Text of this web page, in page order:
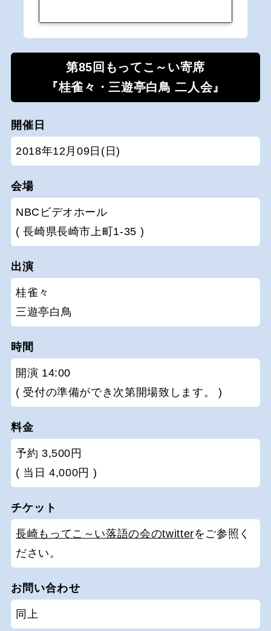
第85回もってこ～い寄席
『桂雀々・三遊亭白鳥 二人会』
開催日
2018年12月09日(日)
会場
NBCビデオホール
( 長崎県長崎市上町1-35 )
出演
桂雀々
三遊亭白鳥
時間
開演 14:00
( 受付の準備ができ次第開場致します。 )
料金
予約 3,500円
( 当日 4,000円 )
チケット
長崎もってこ～い落語の会のtwitterをご参照く
ださい。
お問い合わせ
同上